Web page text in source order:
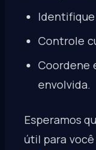
Controle
Coordene
envolvida.
Esperamos
útil para